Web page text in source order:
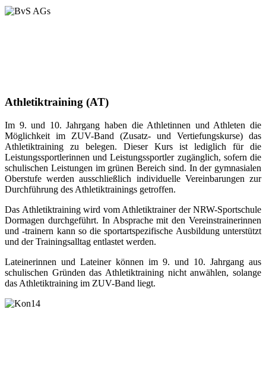
Athletiktraining (AT)
Im 9. und 10. Jahrgang haben die Athletinnen und Athleten die
Möglichkeit im ZUV-Band (Zusatz- und Vertiefungskurse) das
Athletiktraining zu belegen. Dieser Kurs ist lediglich für die
Leistungssportlerinnen und Leistungssportler zugänglich, sofern die
schulischen Leistungen im grünen Bereich sind. In der gymnasialen
Oberstufe werden ausschließlich individuelle Vereinbarungen zur
Durchführung des Athletiktrainings getroffen.
Das Athletiktraining wird vom Athletiktrainer der NRW-Sportschule
Dormagen durchgeführt. In Absprache mit den Vereinstrainerinnen
und -trainern kann so die sportartspezifische Ausbildung unterstützt
und der Trainingsalltag entlastet werden.
Lateinerinnen und Lateiner können im 9. und 10. Jahrgang aus
schulischen Gründen das Athletiktraining nicht anwählen, solange
das Athletiktraining im ZUV-Band liegt.